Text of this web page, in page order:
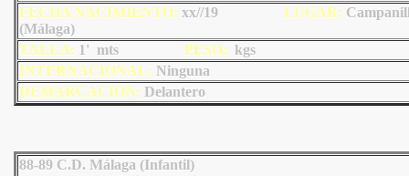
FECHA NACIMIENTO: xx//19 LUGAR:
(Málaga)
TALLA: 1' mts PESO: kgs
INTERNACIONAL: Ninguna
DEMARCACIÓN: Delantero
88-89 C.D. Málaga (Infantil)